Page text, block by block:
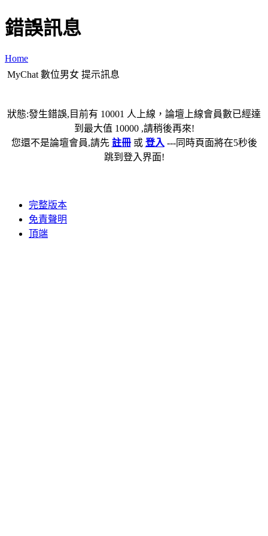
錯誤訊息
Home
MyChat 數位男女 提示訊息
狀態:發生錯誤,目前有 10001 人上線，論壇上線會員數已經達
到最大值 10000 ,請稍後再來!
您還不是論壇會員,請先 註冊或 登入 ---同時頁面將在5秒後
跳到登入界面!
完整版本
免責聲明
頂端